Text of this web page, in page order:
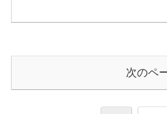
次のペ